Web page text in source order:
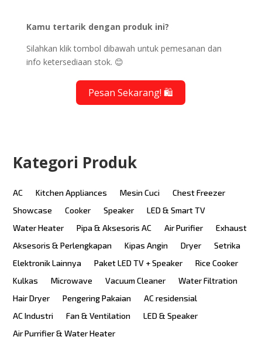
Kamu tertarik dengan produk ini?
Silahkan klik tombol dibawah untuk pemesanan dan
info ketersediaan stok. 😊
Pesan Sekarang! 🛍️
Kategori Produk
AC Kitchen Appliances Mesin Cuci
Chest Freezer
Showcase
Cooker Speaker
LED & Smart TV
Water Heater
Pipa & Aksesoris AC Air Purifier
Exhaust
Aksesoris & Perlengkapan
Kipas Angin Dryer
Setrika
Elektronik Lainnya
Paket LED TV + Speaker
Rice Cooker
Kulkas
Microwave Vacuum Cleaner
Water Filtration
Hair Dryer
Pengering Pakaian
AC residensial
AC Industri
Fan & Ventilation
LED & Speaker
Air Purrifier & Water Heater